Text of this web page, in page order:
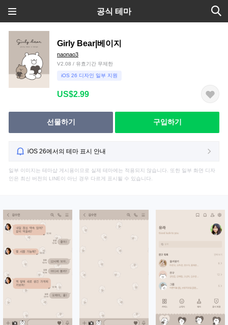
공식 테마
Girly Bear|베이지
naonao3
V2.08 / 유효기간 무제한
iOS 26 디자인 일부 지원
US$2.99
선물하기 구입하기
iOS 26에서의 테마 표시 안내
일부 이미지는 테마샵 게시용이므로 실제 테마에는 적용되지 않습니다. 또한 일부 화면 디자
인은 최신 버전의 LINE이 아닌 경우 다르게 표시될 수 있습니다.